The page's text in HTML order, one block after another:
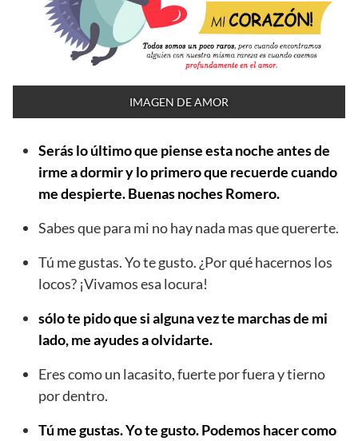
IMAGEN DE AMOR
Serás lo último que piense esta noche antes de
irme a dormir y lo primero que recuerde cuando
me despierte. Buenas noches Romero.
Sabes que para mi no hay nada mas que quererte.
Tú me gustas. Yo te gusto. ¿Por qué hacernos los
locos? ¡Vivamos esa locura!
sólo te pido que si alguna vez te marchas de mi
lado, me ayudes a olvidarte.
Eres como un lacasito, fuerte por fuera y tierno
por dentro.
Tú me gustas. Yo te gusto. Podemos hacer como